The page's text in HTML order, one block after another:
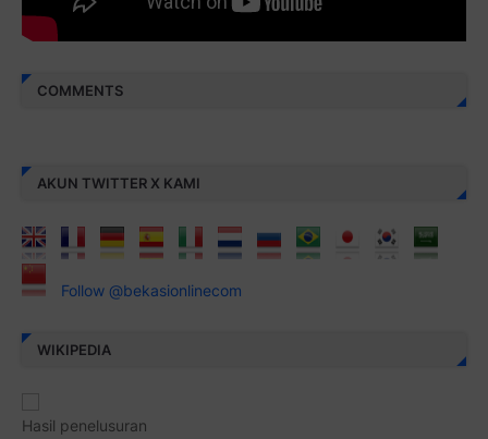
COMMENTS
AKUN TWITTER X KAMI
Follow @bekasionlinecom
WIKIPEDIA
Hasil penelusuran